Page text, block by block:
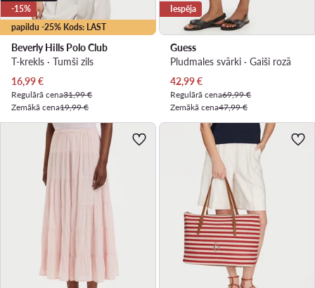
papildu -25% Kods: LAST
-15%
Beverly Hills Polo Club
T-krekls · Tumši zils
Pašreizējā cena
16,99€
Regulārā cena31,99 €
Zemākā cena19,99 €
Iespēja
Guess
Pludmales svārki · Gaiši rozā
Pašreizējā cena
42,99€
Regulārā cena69,99 €
Zemākā cena47,99 €